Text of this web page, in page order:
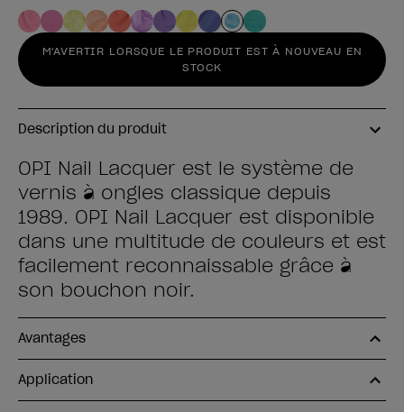
M'AVERTIR LORSQUE LE PRODUIT EST À NOUVEAU EN
STOCK
Description du produit
OPI Nail Lacquer est le système de
vernis à ongles classique depuis
1989. OPI Nail Lacquer est disponible
dans une multitude de couleurs et est
facilement reconnaissable grâce à
son bouchon noir.
Avantages
Application